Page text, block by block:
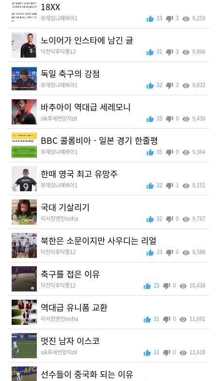
18XX
뮤재밌냐해봐아1 23 3 9,259
노이어가 인스타에 남긴 글
닥전닥후닥쭝12 31 3 9,866
독일 축구의 강점
뮤재밌냐해봐아1 32 3 9,832
바추아이 역대급 세레모니
sik후세번양치zil 33 0 9,430
BBC 콜롬비아 - 일본 경기 한줄평
뮤재밌냐해봐아1 35 0 9,364
한때 영국 최고 유망주
뮤재밌냐해봐아1 32 1 9,151
국대 기살리기
리서칭엔진noha 32 0 9,767
북한은 소문이지만 사우디는 리얼
닥전닥후닥쭝12 23 0 8,588
축구를 접은 이유
닥전닥후닥쭝12 23 0 10,438
역대급 유니폼 교환
리서칭엔진noha 31 0 11,691
멋진 남자 이스코
sik후세번양치zil 31 0 11,618
선수들이 중국화 되는 이유